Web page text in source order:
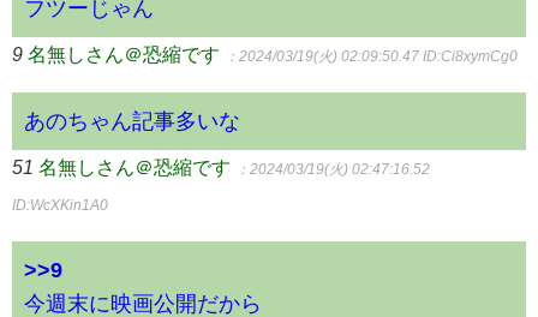
フツーじゃん
9 名無しさん＠恐縮です ：2024/03/19(火) 02:09:50.47 ID:Ci8xymCg0
あのちゃん記事多いな
51 名無しさん＠恐縮です ：2024/03/19(火) 02:47:16.52
ID:WcXKin1A0
>>9
今週末に映画公開だから